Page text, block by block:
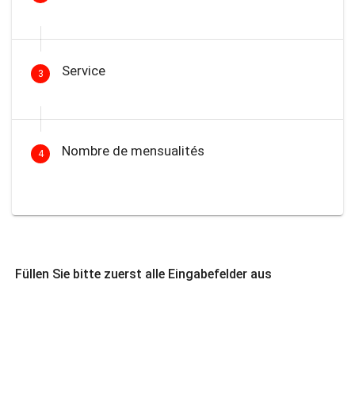
3 Service
4 Nombre de mensualités
Füllen Sie bitte zuerst alle Eingabefelder aus